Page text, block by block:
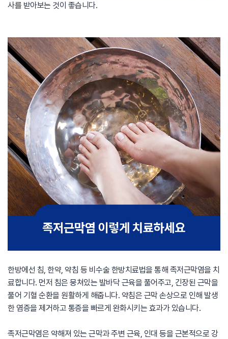
사를 받아보는 것이 좋습니다.
한방에선 침, 한약, 약침 등 비수술 한방치료법을 통해 족저근막염을 치
료합니다. 먼저 침은 뭉쳐있는 발바닥 근육을 풀어주고, 긴장된 근막을
풀어 기혈 순환을 원활하게 해줍니다. 약침은 근막 손상으로 인해 발생
한 염증을 제거하고 통증을 빠르게 완화시키는 효과가 있습니다.
족저근막염은 약해져 있는 근막과 주변 근육, 인대 등을 근본적으로 강